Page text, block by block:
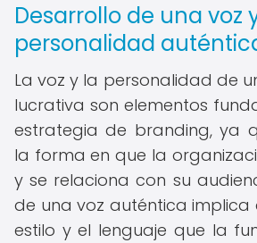
Desarrollo de una voz
personalidad
La voz y la personalidad de
lucrativa son elementos
estrategia de branding, ya
la forma en que la
y se relaciona con su
de una voz auténtica implica
estilo y el lenguaje que la